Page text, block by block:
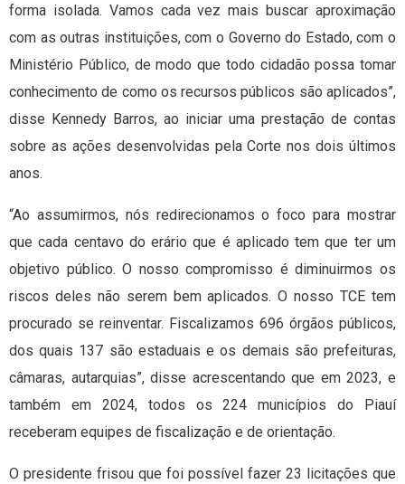
forma isolada. Vamos cada vez mais buscar aproximação
com as outras instituições, com o Governo do Estado, com o
Ministério Público, de modo que todo cidadão possa tomar
conhecimento de como os recursos públicos são aplicados”,
disse Kennedy Barros, ao iniciar uma prestação de contas
sobre as ações desenvolvidas pela Corte nos dois últimos
anos.
“Ao assumirmos, nós redirecionamos o foco para mostrar
que cada centavo do erário que é aplicado tem que ter um
objetivo público. O nosso compromisso é diminuirmos os
riscos deles não serem bem aplicados. O nosso TCE tem
procurado se reinventar. Fiscalizamos 696 órgãos públicos,
dos quais 137 são estaduais e os demais são prefeituras,
câmaras, autarquias”, disse acrescentando que em 2023, e
também em 2024, todos os 224 municípios do Piauí
receberam equipes de fiscalização e de orientação.
O presidente frisou que foi possível fazer 23 licitações que